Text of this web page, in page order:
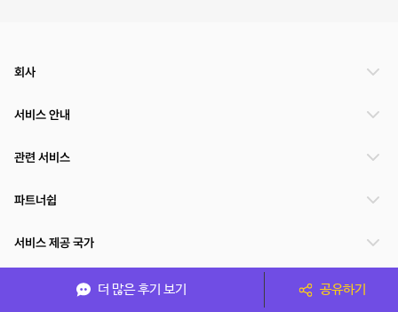
더 많은 후기 보기 공유하기
회사
서비스 안내
관련 서비스
파트너쉽
서비스 제공 국가